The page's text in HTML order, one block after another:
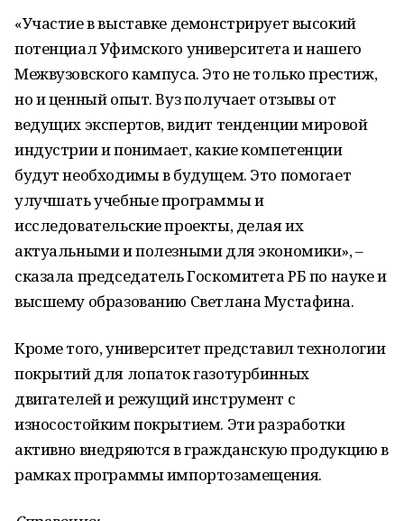
«Участие в выставке демонстрирует высокий
потенциал Уфимского университета и нашего
Межвузовского кампуса. Это не только престиж,
но и ценный опыт. Вуз получает отзывы от
ведущих экспертов, видит тенденции мировой
индустрии и понимает, какие компетенции
будут необходимы в будущем. Это помогает
улучшать учебные программы и
исследовательские проекты, делая их
актуальными и полезными для экономики», –
сказала председатель Госкомитета РБ по науке и
высшему образованию Светлана Мустафина.
Кроме того, университет представил технологии
покрытий для лопаток газотурбинных
двигателей и режущий инструмент с
износостойким покрытием. Эти разработки
активно внедряются в гражданскую продукцию в
рамках программы импортозамещения.